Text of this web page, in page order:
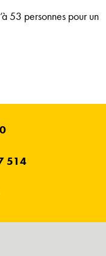
53 personnes pour un
514